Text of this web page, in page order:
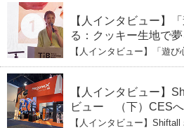
【人インタビュー】
る：クッキー生地で
ひとみ（上） クッキ
できる」という哲学
【人インタビュー】「遊
【人インタビュー】
ビュー （下）CES
る未来
【人インタビュー】